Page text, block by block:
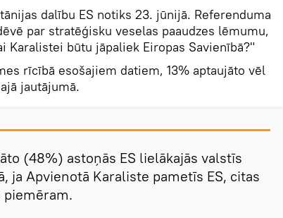
dalību ES notiks 23. jūnijā. Referenduma
par stratēģisku veselas paaudzes lēmumu,
Karalistei būtu jāpaliek Eiropas Savienībā?"
rīcībā esošajiem datiem, 13% aptaujāto vēl
jautājumā.
(48%) astoņās ES lielākajās valstīs
ja Apvienotā Karaliste pametīs ES, citas